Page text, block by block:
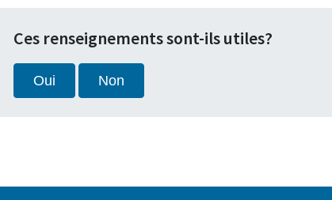
Ces renseignements sont-ils utiles?
Oui Non